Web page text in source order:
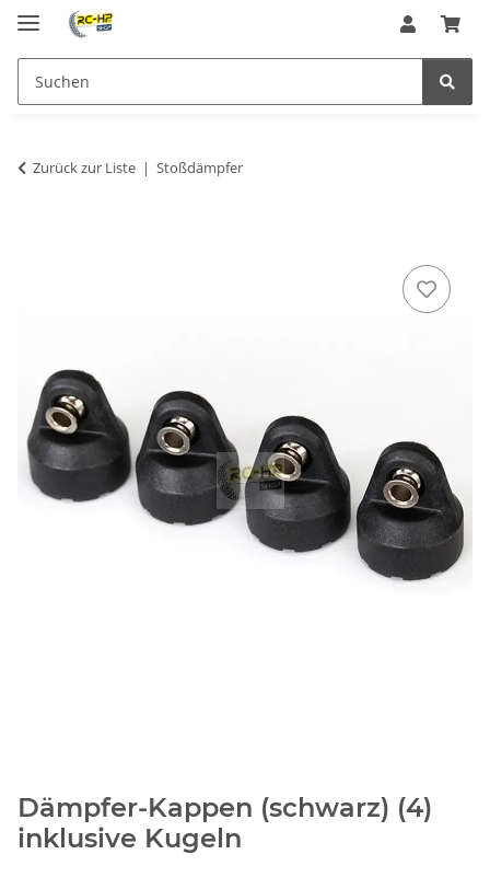
Zurück zur Liste Stoßdämpfer
Dämpfer-Kappen (schwarz) (4)
inklusive Kugeln